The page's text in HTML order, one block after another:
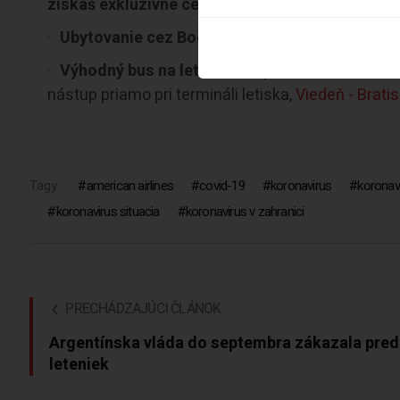
získaš exkluzívne cez Pelikán, založ si konto cez
Ubytovanie cez Booking.com za kamošské
Výhodný bus na letisko?
Odporúčame ti
nástup priamo pri termináli letiska,Viedeň -
Tagy: american airlines covid-19 koronavirus
koronavirus situacia
koronavirus v zahranici
PRECHÁDZAJÚCI ČLÁNOK
Argentínska vláda do septembra zákazala
leteniek